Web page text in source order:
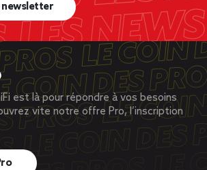
newsletter
est là pour répondre à vos besoins
vite notre offre Pro, l’inscription